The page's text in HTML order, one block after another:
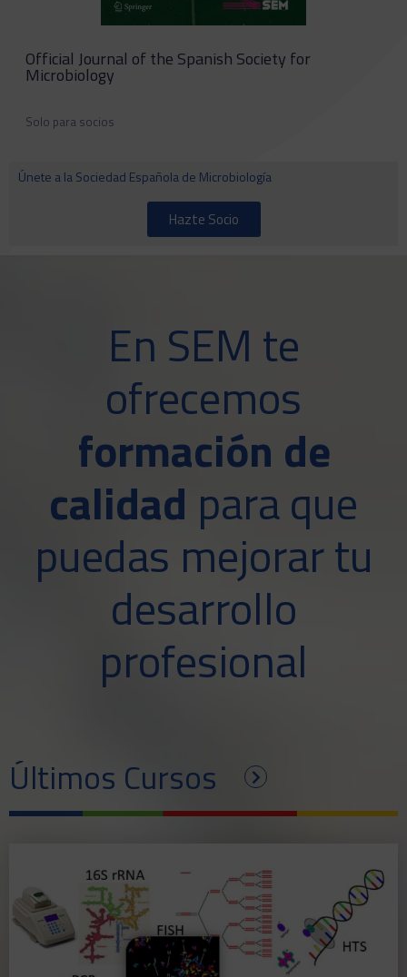
Official Journal of the Spanish Society for
Microbiology
Solo para socios
Únete a la Sociedad Española de Microbiología
Hazte Socio
En SEM te
ofrecemos
formación de
calidad para que
puedas mejorar tu
desarrollo
profesional
Últimos Cursos